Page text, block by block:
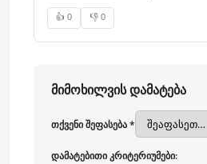
👍 0 👎 0
მიმოხილვის დამატება
თქვენი შეფასება *
დამატებითი კრიტერიუმები: